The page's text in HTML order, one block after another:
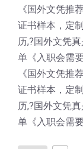
《国外文凭推
证书样本，定
历,?国外文凭
单《入职会需
《国外文凭推
证书样本，定
历,?国外文凭
单《入职会需